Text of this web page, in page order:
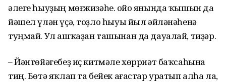
әлеге һыуҙың мөғжизәһе. Ҡойо янында ҡышын да
йәшел үлән үҫә, тоҙло һыуы йыл әйләнәһенә
туңмай. Ул ашҡаҙан ташынан да дауалай, тиҙәр.
– Йәнтөйәгебеҙ иҫ китмәле хөрриәт баҡсаһына
тиң. Бөтә яҡлап та бейек ағастар уратып алһа ла,